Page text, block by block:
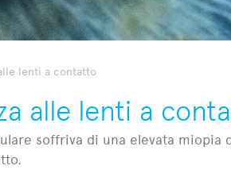
lenti a contatto
alle lenti a
soffriva di una elevata miopia